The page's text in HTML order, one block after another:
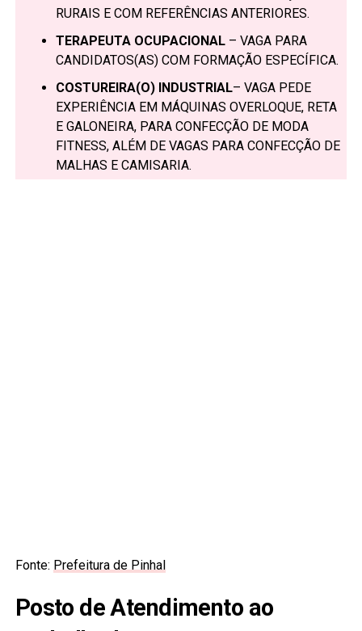
RURAIS E COM REFERÊNCIAS ANTERIORES.
TERAPEUTA OCUPACIONAL– VAGA PARA
CANDIDATOS(AS) COM FORMAÇÃO ESPECÍFICA.
COSTUREIRA(O) INDUSTRIAL– VAGA PEDE
EXPERIÊNCIA EM MÁQUINAS OVERLOQUE, RETA
E GALONEIRA, PARA CONFECÇÃO DE MODA
FITNESS, ALÉM DE VAGAS PARA CONFECÇÃO DE
MALHAS E CAMISARIA.
Fonte: Prefeitura de Pinhal
Posto de Atendimento ao